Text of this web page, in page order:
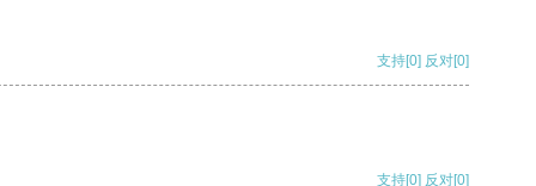
支持[0] 反对[0]
支持[0] 反对[0]